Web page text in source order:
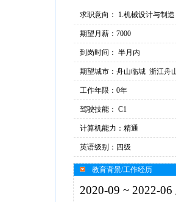
求职意向： 1.机械设计与制
交通运输
期望月薪：7000
到岗时间： 半月内
期望城市：舟山临城 浙江舟
工作年限：0年
驾驶技能： C1
计算机能力：精通
英语级别：四级
教育背景/工作经历
2020-09 ~ 2022-